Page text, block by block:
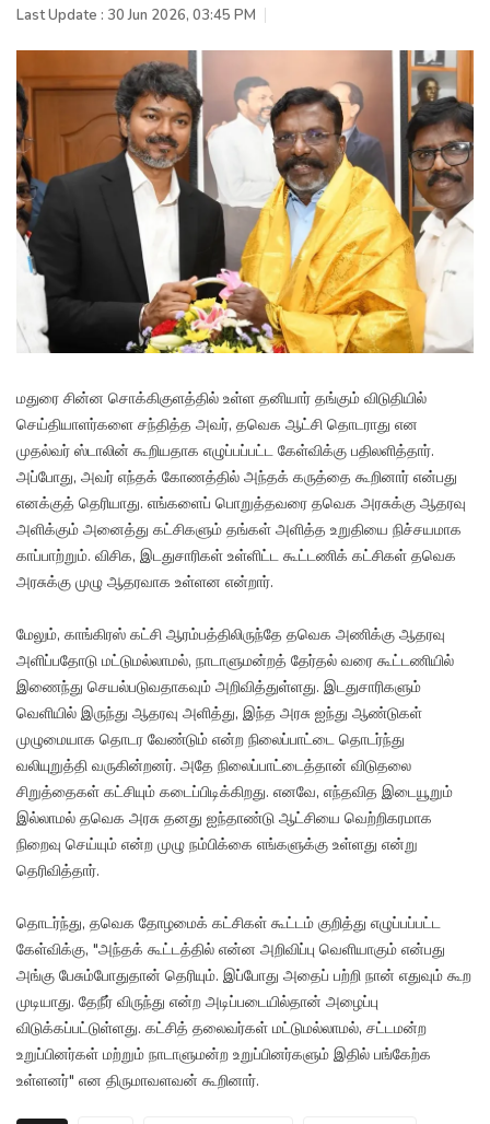
Last Update : 30 Jun 2026, 03:45 PM
மதுரை சின்ன சொக்கிகுளத்தில் உள்ள தனியார் தங்கும் விடுதியில்
செய்தியாளர்களை சந்தித்த அவர், தவெக ஆட்சி தொடராது என
முதல்வர் ஸ்டாலின் கூறியதாக எழுப்பப்பட்ட கேள்விக்கு பதிலளித்தார்.
அப்போது, அவர் எந்தக் கோணத்தில் அந்தக் கருத்தை கூறினார் என்பது
எனக்குத் தெரியாது. எங்களைப் பொறுத்தவரை தவெக அரசுக்கு ஆதரவு
அளிக்கும் அனைத்து கட்சிகளும் தங்கள் அளித்த உறுதியை நிச்சயமாக
காப்பாற்றும். விசிக, இடதுசாரிகள் உள்ளிட்ட கூட்டணிக் கட்சிகள் தவெக
அரசுக்கு முழு ஆதரவாக உள்ளன என்றார்.
மேலும், காங்கிரஸ் கட்சி ஆரம்பத்திலிருந்தே தவெக அணிக்கு ஆதரவு
அளிப்பதோடு மட்டுமல்லாமல், நாடாளுமன்றத் தேர்தல் வரை கூட்டணியில்
இணைந்து செயல்படுவதாகவும் அறிவித்துள்ளது. இடதுசாரிகளும்
வெளியில் இருந்து ஆதரவு அளித்து, இந்த அரசு ஐந்து ஆண்டுகள்
முழுமையாக தொடர வேண்டும் என்ற நிலைப்பாட்டை தொடர்ந்து
வலியுறுத்தி வருகின்றனர். அதே நிலைப்பாட்டைத்தான் விடுதலை
சிறுத்தைகள் கட்சியும் கடைப்பிடிக்கிறது. எனவே, எந்தவித இடையூறும்
இல்லாமல் தவெக அரசு தனது ஐந்தாண்டு ஆட்சியை வெற்றிகரமாக
நிறைவு செய்யும் என்ற முழு நம்பிக்கை எங்களுக்கு உள்ளது என்று
தெரிவித்தார்.
தொடர்ந்து, தவெக தோழமைக் கட்சிகள் கூட்டம் குறித்து எழுப்பப்பட்ட
கேள்விக்கு, "அந்தக் கூட்டத்தில் என்ன அறிவிப்பு வெளியாகும் என்பது
அங்கு பேசும்போதுதான் தெரியும். இப்போது அதைப் பற்றி நான் எதுவும் கூற
முடியாது. தேநீர் விருந்து என்ற அடிப்படையில்தான் அழைப்பு
விடுக்கப்பட்டுள்ளது. கட்சித் தலைவர்கள் மட்டுமல்லாமல், சட்டமன்ற
உறுப்பினர்கள் மற்றும் நாடாளுமன்ற உறுப்பினர்களும் இதில் பங்கேற்க
உள்ளனர்" என திருமாவளவன் கூறினார்.